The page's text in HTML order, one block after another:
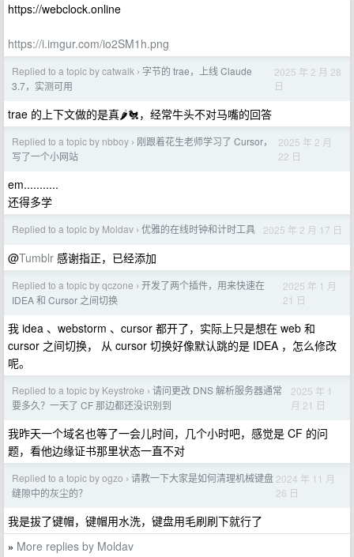
https://webclock.online
https://i.imgur.com/io2SM1h.png
Replied to a topic by catwalk › 字节的 trae，上线 Claude
3.7，实测可用
2025 年 2 月 28
日
trae 的上下文做的是真🌶︎🐔，经常牛头不对马嘴的回答
Replied to a topic by nbboy › 刚跟着花生老师学习了 Cursor，
写了一个小网站
2025 年 2 月
22 日
em...........
还得多学
Replied to a topic by Moldav › 优雅的在线时钟和计时工具 2025 年 2 月 17 日
@Tumblr 感谢指正，已经添加
Replied to a topic by qczone › 开发了两个插件，用来快速在
IDEA 和 Cursor 之间切换
2025 年 1 月
21 日
我 idea 、webstorm 、cursor 都开了，实际上只是想在 web 和
cursor 之间切换， 从 cursor 切换好像默认跳的是 IDEA ，怎么修改
呢。
Replied to a topic by Keystroke › 请问更改 DNS 解析服务器通常
要多久？一天了 CF 那边都还没识别到
2025 年 1
月 21 日
我昨天一个域名也等了一会儿时间，几个小时吧，感觉是 CF 的问
题，看他边缘证书那里状态一直不对
Replied to a topic by ogzo › 请教一下大家是如何清理机械键盘
缝隙中的灰尘的？
2024 年 11 月
26 日
我是拔了键帽，键帽用水洗，键盘用毛刷刷下就行了
» More replies by Moldav